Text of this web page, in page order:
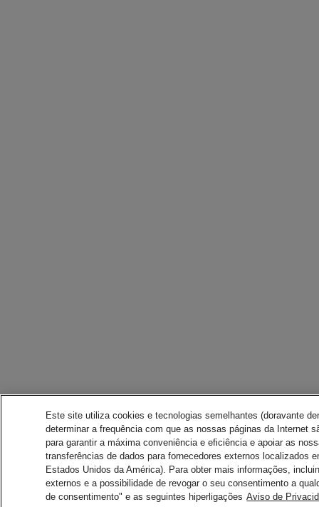
Este site utiliza cookies e tecnologias semelhantes (doravante
determinar a frequência com que as nossas páginas da Internet
para garantir a máxima conveniência e eficiência e apoiar as
transferências de dados para fornecedores externos localizados
Estados Unidos da América). Para obter mais informações,
externos e a possibilidade de revogar o seu consentimento a
de consentimento" e as seguintes hiperligações Aviso de